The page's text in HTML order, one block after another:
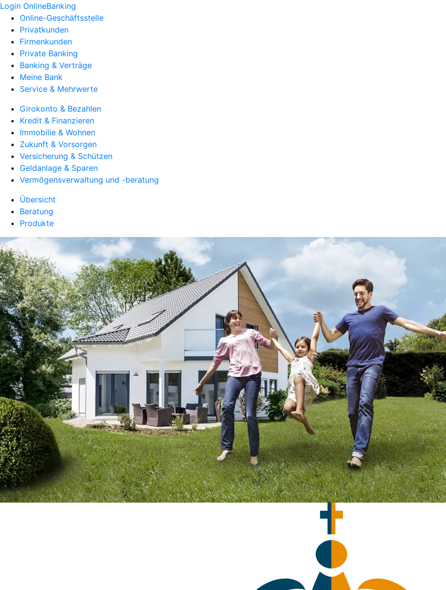
Login OnlineBanking
Online-Geschäftsstelle
Privatkunden
Firmenkunden
Private Banking
Banking & Verträge
Meine Bank
Service & Mehrwerte
Girokonto & Bezahlen
Kredit & Finanzieren
Immobilie & Wohnen
Zukunft & Vorsorgen
Versicherung & Schützen
Geldanlage & Sparen
Vermögensverwaltung und -beratung
Übersicht
Beratung
Produkte